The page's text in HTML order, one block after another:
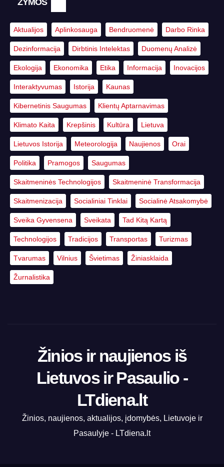
ŽYMOS
Aktualijos Aplinkosauga Bendruomenė Darbo Rinka
Dezinformacija Dirbtinis Intelektas Duomenų Analizė
Ekologija Ekonomika Etika Informacija Inovacijos
Interaktyvumas Istorija Kaunas
Kibernetinis Saugumas Klientų Aptarnavimas
Klimato Kaita Krepšinis Kultūra Lietuva
Lietuvos Istorija Meteorologija Naujienos Orai
Politika Pramogos Saugumas
Skaitmeninės Technologijos Skaitmeninė Transformacija
Skaitmenizacija Socialiniai Tinklai Socialinė Atsakomybė
Sveika Gyvensena Sveikata Tad Kitą Kartą
Technologijos Tradicijos Transportas Turizmas
Tvarumas Vilnius Švietimas Žiniasklaida
Žurnalistika
Žinios ir naujienos iš
Lietuvos ir Pasaulio -
LTdiena.lt
Žinios, naujienos, aktualijos, įdomybės, Lietuvoje ir
Pasaulyje - LTdiena.lt